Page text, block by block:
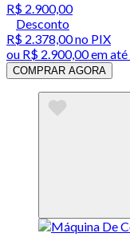
R$ 2.900,00
Desconto
R$ 2.378,00no PIX
ou R$ 2.900,00em até
COMPRAR AGORA